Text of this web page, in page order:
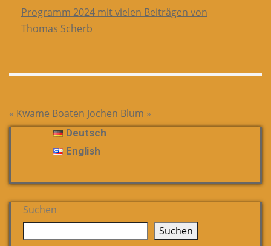
Programm 2024 mit vielen Beiträgen von
Thomas Scherb
« Kwame Boaten Jochen Blum »
Deutsch
English
Suchen
Suchen